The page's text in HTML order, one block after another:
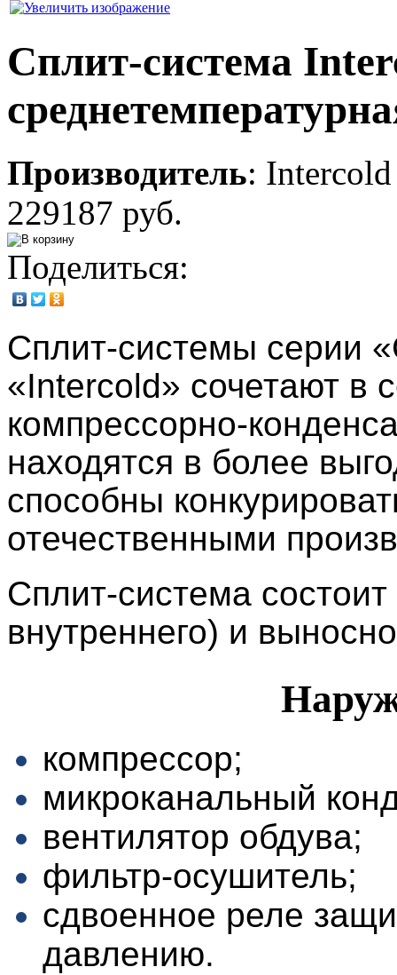
Сплит-система
Производитель: Intercold
229187 руб.
Поделиться:
Сплит-системы серии
«Intercold» сочетают в
компрессорно-
находятся в более
способны
отечественными
Сплит-система
внутреннего) и
компрессор;
микроканальный
вентилятор обдува;
фильтр-осушитель;
сдвоенное реле
давлению.